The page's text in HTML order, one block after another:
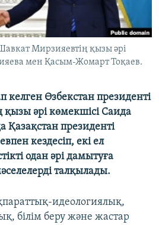
Мирзияевтің қызы әрі
мен Қасым-Жомарт Тоқаев.
келген Өзбекстан президенті
әрі көмекшісі Саида
Қазақстан президенті
кездесіп, екі ел
одан әрі дамытуға
талқылады.
идеологиялық,
білім беру және жастар